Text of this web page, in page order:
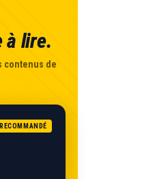
à lire.
contenus de
RECOMMANDÉ